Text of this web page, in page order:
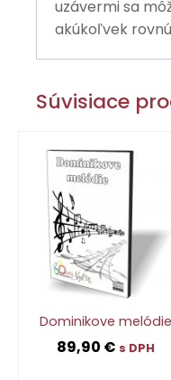
uzávermi sa
akúkoľvek
Súvisiace
Dominikove melódie
89,90 € s DPH